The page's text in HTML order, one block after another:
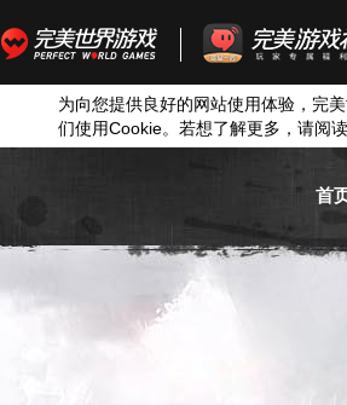
为向您提供良好的网站使用体验，完
们使用Cookie。若想了解更多，请阅
首